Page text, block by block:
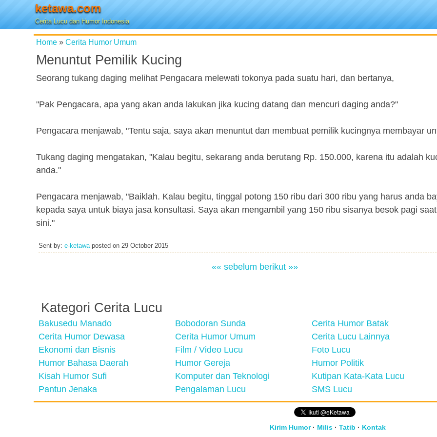
ketawa.com
Cerita Lucu dan Humor Indonesia
Home » Cerita Humor Umum
Menuntut Pemilik Kucing
Seorang tukang daging melihat Pengacara melewati tokonya pada suatu hari, dan bertanya,
"Pak Pengacara, apa yang akan anda lakukan jika kucing datang dan mencuri daging anda?"
Pengacara menjawab, "Tentu saja, saya akan menuntut dan membuat pemilik kucingnya membayar
Tukang daging mengatakan, "Kalau begitu, sekarang anda berutang Rp. 150.000, karena itu adalah
anda."
Pengacara menjawab, "Baiklah. Kalau begitu, tinggal potong 150 ribu dari 300 ribu yang harus anda
kepada saya untuk biaya jasa konsultasi. Saya akan mengambil yang 150 ribu sisanya besok pagi
sini."
Sent by: e-ketawaposted on 29 October 2015
«« sebelum berikut »»
Kategori Cerita Lucu
Bakusedu Manado Bobodoran Sunda
Cerita Humor Batak
Cerita Humor Dewasa
Cerita Humor Umum
Cerita Lucu Lainnya
Ekonomi dan Bisnis
Film / Video Lucu
Foto Lucu
Humor Bahasa Daerah
Humor Gereja
Humor Politik
Kisah Humor Sufi
Komputer dan Teknologi
Kutipan Kata-Kata Lucu
Pantun Jenaka
Pengalaman Lucu SMS Lucu
Kirim Humor· Milis · Tatib · Kontak